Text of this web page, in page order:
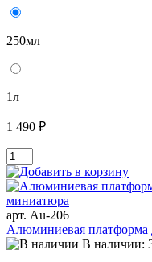
250мл
1л
1 490 ₽
арт. Au-206
Алюминиевая платформа
В наличии: